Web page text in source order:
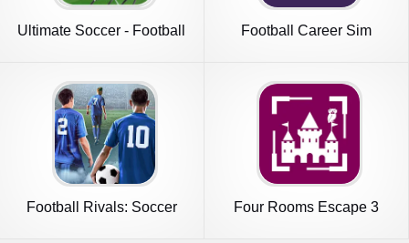
Ultimate Soccer - Football Football Career Sim
Football Rivals: Soccer
Four Rooms Escape 3